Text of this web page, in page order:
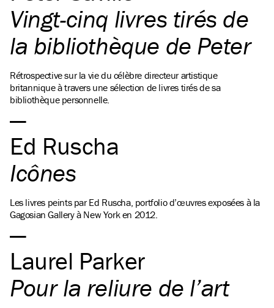
Vingt-cinq livres tirés de
la bibliothèque de Peter
Rétrospective sur la vie du célèbre directeur artistique
britannique à travers une sélection de livres tirés de sa
bibliothèque personnelle.
Ed Ruscha
Icônes
Les livres peints par Ed Ruscha, portfolio d’œuvres exposées à la
Gagosian Gallery à New York en 2012.
Laurel Parker
Pour la reliure de l’art